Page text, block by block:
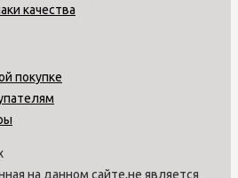
качества
покупке
на данном сайте,не является